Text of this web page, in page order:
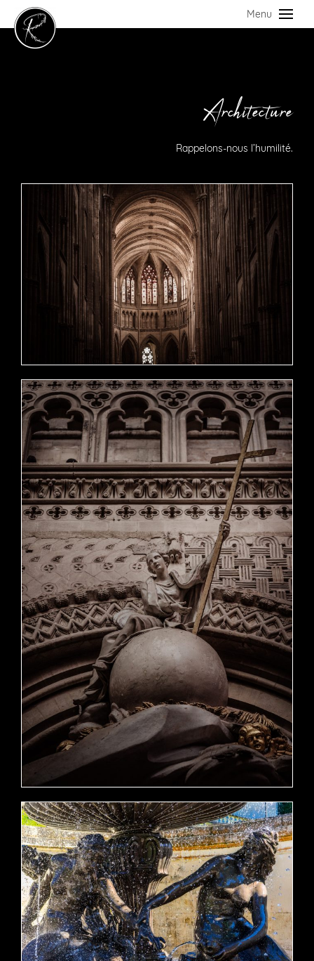
Menu
Architecture
Rappelons-nous l’humilité.